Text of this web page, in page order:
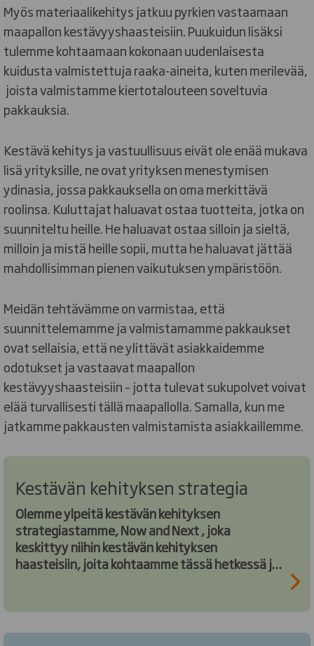
Myös materiaalikehitys jatkuu pyrkien vastaamaan
maapallon kestävyyshaasteisiin. Puukuidun lisäksi
tulemme kohtaamaan kokonaan uudenlaisesta
kuidusta valmistettuja raaka-aineita, kuten merilevää,
joista valmistamme kiertotalouteen soveltuvia
pakkauksia.
Kestävä kehitys ja vastuullisuus eivät ole enää mukava
lisä yrityksille, ne ovat yrityksen menestymisen
ydinasia, jossa pakkauksella on oma merkittävä
roolinsa. Kuluttajat haluavat ostaa tuotteita, jotka on
suunniteltu heille. He haluavat ostaa silloin ja sieltä,
milloin ja mistä heille sopii, mutta he haluavat jättää
mahdollisimman pienen vaikutuksen ympäristöön.
Meidän tehtävämme on varmistaa, että
suunnittelemamme ja valmistamamme pakkaukset
ovat sellaisia, että ne ylittävät asiakkaidemme
odotukset ja vastaavat maapallon
kestävyyshaasteisiin – jotta tulevat sukupolvet voivat
elää turvallisesti tällä maapallolla. Samalla, kun me
jatkamme pakkausten valmistamista asiakkaillemme.
Kestävän kehityksen strategia
Olemme ylpeitä kestävän kehityksen
strategiastamme, Now and Next , joka
keskittyy niihin kestävän kehityksen
haasteisiin, joita kohtaamme tässä hetkessä ja